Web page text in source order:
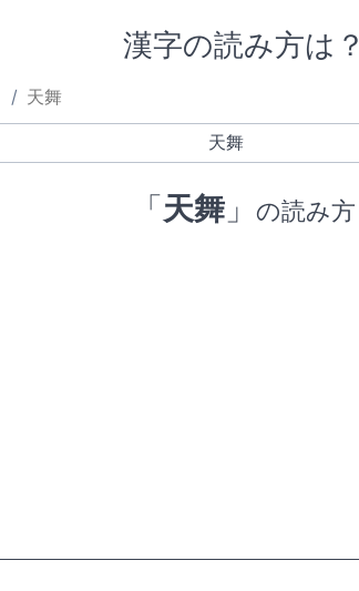
漢字の読み方は？
天舞
「天舞 」 の読み方